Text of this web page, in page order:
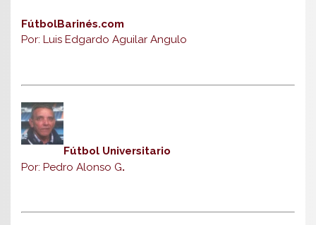
FútbolBarinés.com
Por: Luis Edgardo Aguilar Angulo
Fútbol Universitario
Por: Pedro Alonso G.